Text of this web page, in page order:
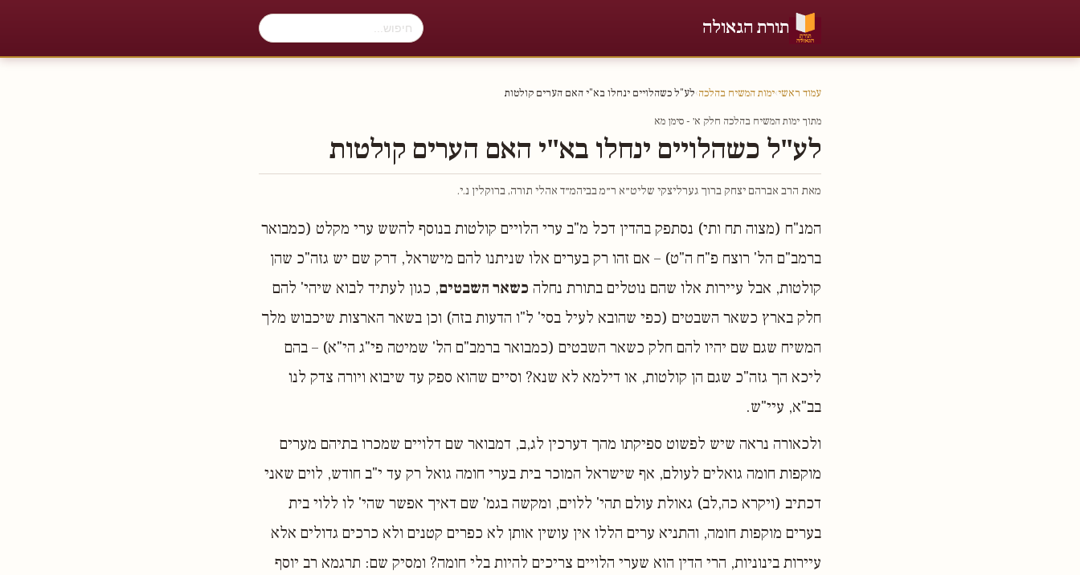
תורת הגאולה
עמוד ראשי›ימות המשיח בהלכה›לע"ל כשהלויים ינחלו בא"י האם הערים קולטות
מתוך ימות המשיח בהלכה חלק א׳ - סימן מא
לע"ל כשהלויים ינחלו בא"י האם הערים קולטות
מאת הרב אברהם יצחק ברוך גערליצקי שליט״א ר״מ בביהמ״ד אהלי תורה, ברוקלין נ.י.
המנ"ח (מצוה תח ותי) נסתפק בהדין דכל מ"ב ערי הלויים קולטות בנוסף להשש ערי מקלט (כמבואר
ברמב"ם הל' רוצח פ"ח ה"ט) – אם זהו רק בערים אלו שניתנו להם מישראל, דרק שם יש גזה"כ שהן
קולטות, אבל עיירות אלו שהם נוטלים בתורת נחלה כשאר השבטים, כגון לעתיד לבוא שיהי' להם
חלק בארץ כשאר השבטים (כפי שהובא לעיל בסי' ל"ו הדעות בזה) וכן בשאר הארצות שיכבוש מלך
המשיח שגם שם יהיו להם חלק כשאר השבטים (כמבואר ברמב"ם הל' שמיטה פי"ג הי"א) – בהם
ליכא הך גזה"כ שגם הן קולטות, או דילמא לא שנא? וסיים שהוא ספק עד שיבוא ויורה צדק לנו
בב"א, עיי"ש.
ולכאורה נראה שיש לפשוט ספיקתו מהך דערכין לג,ב, דמבואר שם דלויים שמכרו בתיהם מערים
מוקפות חומה גואלים לעולם, אף שישראל המוכר בית בערי חומה גואל רק עד י"ב חודש, לוים שאני
דכתיב (ויקרא כה,לב) גאולת עולם תהי' ללוים, ומקשה בגמ' שם דאיך אפשר שהי' לו ללוי בית
בערים מוקפות חומה, והתניא ערים הללו אין עושין אותן לא כפרים קטנים ולא כרכים גדולים אלא
עיירות בינוניות, הרי הדין הוא שערי הלויים צריכים להיות בלי חומה? ומסיק שם: תרגמא רב יוסף